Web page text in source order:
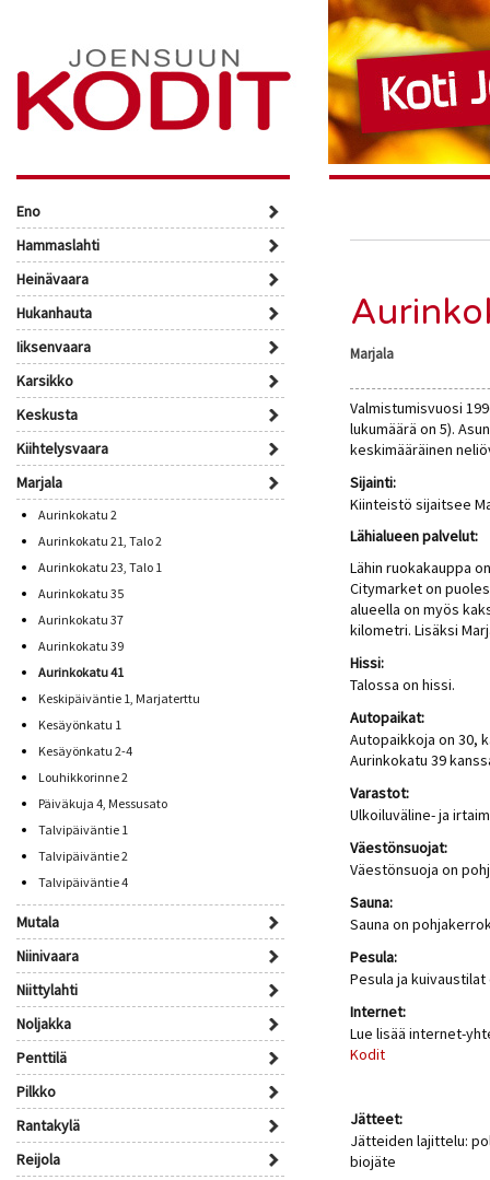
Eno
Hammaslahti
Heinävaara
Hukanhauta
Iiksenvaara
Karsikko
Keskusta
Kiihtelysvaara
Marjala
Aurinkokatu 2
Aurinkokatu 21, Talo 2
Aurinkokatu 23, Talo 1
Aurinkokatu 35
Aurinkokatu 37
Aurinkokatu 39
Aurinkokatu 41
Keskipäiväntie 1, Marjaterttu
Kesäyönkatu 1
Kesäyönkatu 2-4
Louhikkorinne 2
Päiväkuja 4, Messusato
Talvipäiväntie 1
Talvipäiväntie 2
Talvipäiväntie 4
Mutala
Niinivaara
Niittylahti
Noljakka
Penttilä
Pilkko
Rantakylä
Reijola
Marjala
Valmistumisvuosi
lukumäärä on 5).
keskimääräinen
Sijainti:
Kiinteistö sijaitsee
Lähialueen palvelut:
Lähin ruokakauppa
Citymarket on
alueella on myös
kilometri. Lisäksi
Hissi:
Talossa on hissi.
Autopaikat:
Autopaikkoja on 30,
Aurinkokatu 39
Varastot:
Ulkoiluväline- ja
Väestönsuojat:
Väestönsuoja on
Sauna:
Sauna on
Pesula:
Pesula ja
Internet:
Lue lisää internet-
Kodit
Jätteet:
Jätteiden lajittelu:
biojäte